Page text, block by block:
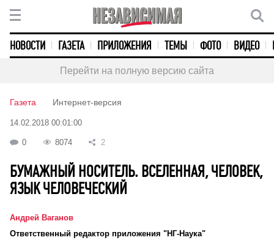
НОВОСТИ ГАЗЕТА ПРИЛОЖЕНИЯ ТЕМЫ ФОТО ВИДЕО
Перейти на полную версию сайта
Газета Интернет-версия
14.02.2018 00:01:00
0 8074 2
БУМАЖНЫЙ НОСИТЕЛЬ. ВСЕЛЕННАЯ, ЧЕЛОВЕК,
ЯЗЫК ЧЕЛОВЕЧЕСКИЙ
Андрей Ваганов
Ответственный редактор приложения "НГ-Наука"